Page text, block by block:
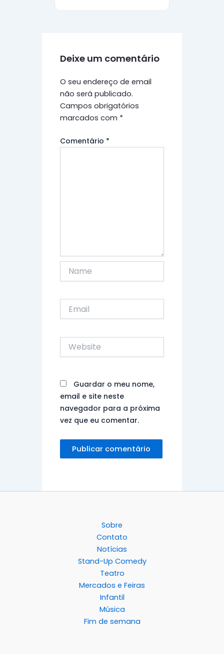
Deixe um comentário
O seu endereço de email
não será publicado.
Campos obrigatórios
marcados com *
Comentário *
Website
Guardar o meu nome,
email e site neste
navegador para a próxima
vez que eu comentar.
Sobre
Contato
Notícias
Stand-Up Comedy
Teatro
Mercados e Feiras
Infantil
Música
Fim de semana